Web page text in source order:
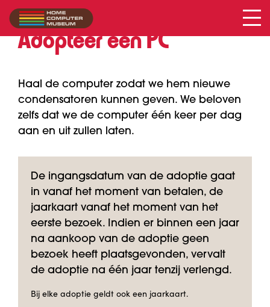
Adopteer een PC
Haal de computer zodat we hem nieuwe
condensatoren kunnen geven. We beloven
zelfs dat we de computer één keer per dag
aan en uit zullen laten.
De ingangsdatum van de adoptie gaat
in vanaf het moment van betalen, de
jaarkaart vanaf het moment van het
eerste bezoek. Indien er binnen een jaar
na aankoop van de adoptie geen
bezoek heeft plaatsgevonden, vervalt
de adoptie na één jaar tenzij verlengd.
Bij elke adoptie geldt ook een jaarkaart.